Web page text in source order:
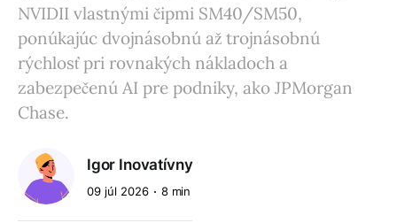
NVIDII vlastnými čipmi SM40/SM50,
ponúkajúc dvojnásobnú až trojnásobnú
rýchlosť pri rovnakých nákladoch a
zabezpečenú AI pre podniky, ako JPMorgan
Chase.
Igor Inovatívny
09 júl 2026 8 min